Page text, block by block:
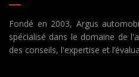
Fondé en 2003, Argus
spécialisé dans le domaine de
des conseils, l'expertise et